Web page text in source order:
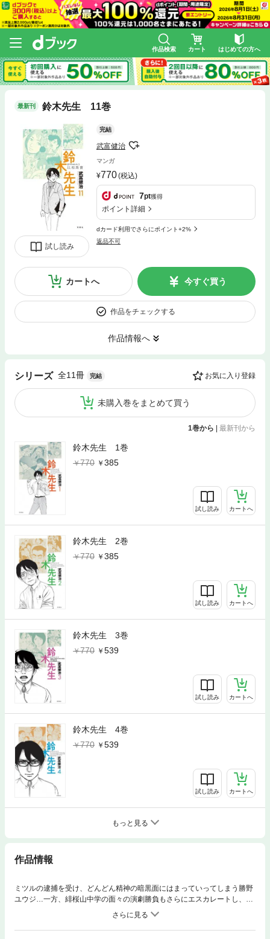
作品検索 カート はじめての方へ
最新刊 鈴木先生 11巻
試し読み
完結
武富健治
マンガ
770(税込)
7pt獲得
ポイント詳細
dカード利用でさらにポイント+2%
返品不可
カートへ 今すぐ買う
作品をチェックする
作品情報へ
シリーズ 全11冊 完結 お気に入り登録
未購入巻をまとめて買う
1巻から | 最新刊から
鈴木先生 1巻
770
385
試し読み カートへ
鈴木先生 2巻
770
385
試し読み カートへ
鈴木先生 3巻
770
539
試し読み カートへ
鈴木先生 4巻
770
539
試し読み カートへ
もっと見る
作品情報
ミツルの逮捕を受け、どんどん精神の暗黒面にはまっていってしまう勝野
ユウジ…一方、緋桜山中学の面々の演劇勝負もさらにエスカレートし、文
化祭での披露に向けての猛練習が続いていた。そしてついに、文化祭を目
前に控え、ユウジが行動を開始する。緋桜山中学へ武装して侵入し、小川
蘇美を人質にとるユウジ。彼の凶行を止めることはできるのか…感動と興